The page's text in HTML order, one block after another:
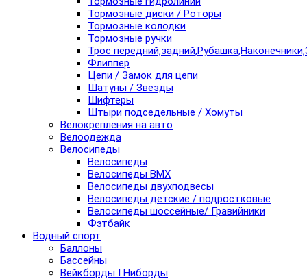
Тормозные диски / Роторы
Тормозные колодки
Тормозные ручки
Трос
Флиппер
Цепи / Замок для цепи
Шатуны / Звезды
Шифтеры
Штыри подседельные / Хомуты
Велокрепления на авто
Велоодежда
Велосипеды
Велосипеды
Велосипеды BMX
Велосипеды двухподвесы
Велосипеды детские / подростковые
Велосипеды шоссейные/ Гравийники
Фэтбайк
Водный спорт
Баллоны
Бассейны
Вейкборды I Ниборды